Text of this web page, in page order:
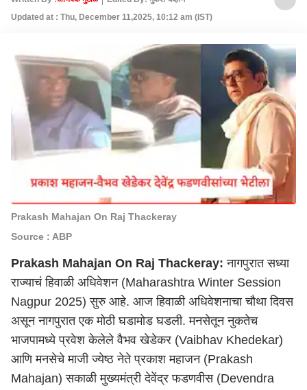
Updated at : Thu, December 11,2025, 10:12 am (IST)
Prakash Mahajan On Raj Thackeray
Source : ABP
Prakash Mahajan On Raj Thackeray: नागपुरात सध्या
राज्याचं हिवाळी अधिवेशन (Maharashtra Winter Session
Nagpur 2025) सुरु आहे. आज हिवाळी अधिवेशनाचा चौथा दिवस
असून नागपुरात एक मोठी घडामोड घडली. मनसेतून नुकतेच
भाजपामध्ये प्रवेश केलेले वैभव खेडेकर (Vaibhav Khedekar)
आणि मनसेचे माजी ज्येष्ठ नेते प्रकाश महाजन (Prakash
Mahajan) सकाळी मुख्यमंत्री देवेंद्र फडणवीस (Devendra